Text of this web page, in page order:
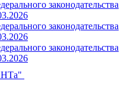
законодательства
законодательства
законодательства